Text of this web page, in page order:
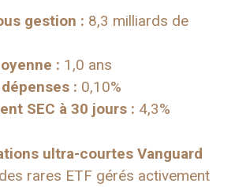
gestion : 8,3 milliards de
: 1,0 ans
: 0,10%
SEC à 30 jours : 4,3%
ultra-courtes Vanguard
rares ETF gérés activement